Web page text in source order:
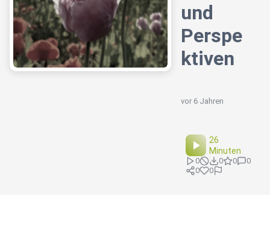
und
Perspe
ktiven
vor 6 Jahren
26
Minuten
0 0 0
0
0
0